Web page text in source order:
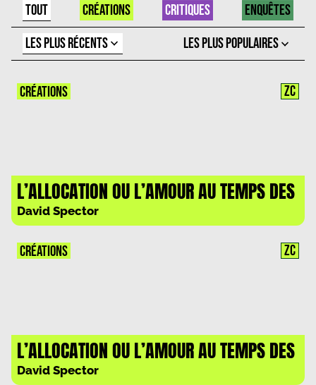
TOUT CRÉATIONS CRITIQUES
ENQUÊTES
LES PLUS RÉCENTS
LES PLUS POPULAIRES
L’ALLOCATION OU L’AMOUR AU TEMPS DES
DEFICITS – PARTIE 3/3
David Spector
CRÉATIONS ZC
L’ALLOCATION OU L’AMOUR AU TEMPS DES
DEFICITS – PARTIE 2/3
David Spector
CRÉATIONS ZC